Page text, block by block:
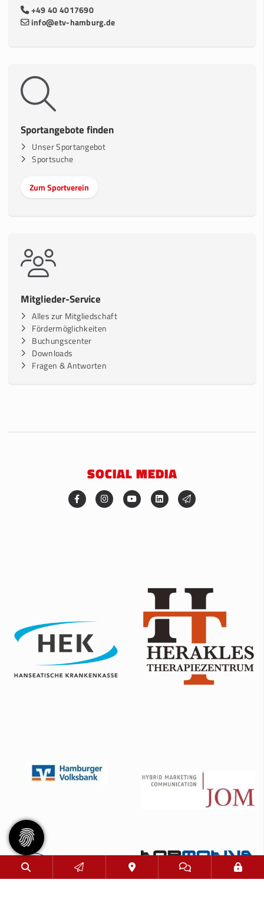
+49 40 4017690
info@etv-hamburg.de
Sportangebote finden
Unser Sportangebot
Sportsuche
Zum Sportverein
Mitglieder-Service
Alles zur Mitgliedschaft
Fördermöglichkeiten
Buchungscenter
Downloads
Fragen & Antworten
SOCIAL MEDIA